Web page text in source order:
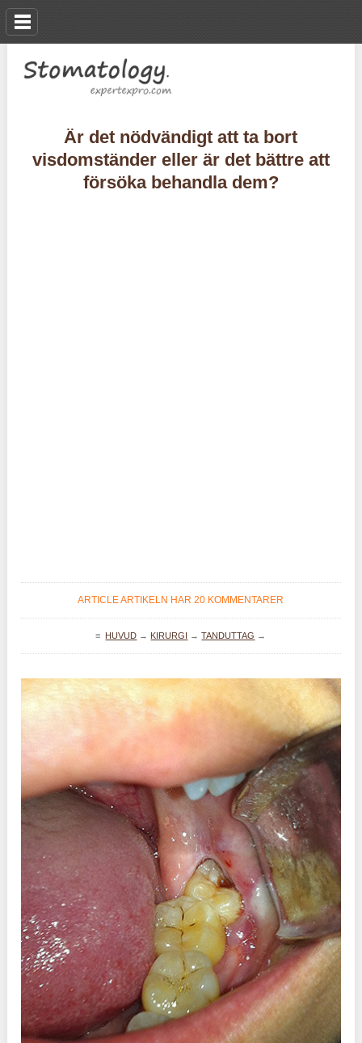
Är det nödvändigt att ta bort
visdomständer eller är det bättre att
försöka behandla dem?
ARTICLE ARTIKELN HAR 20 KOMMENTARER
≡ HUVUD → KIRURGI →TANDUTTAG →